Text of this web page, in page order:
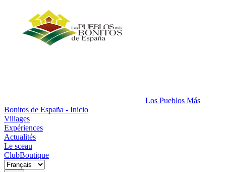
Los Pueblos Más
Bonitos de España - Inicio
Villages
Expériences
Actualités
Le sceau
ClubBoutique